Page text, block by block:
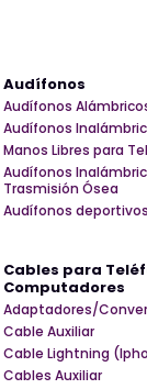
Audífonos
Audífonos
Audífonos
Manos Libres para
Audífonos
Trasmisión Ósea
Audífonos deportivos
Cables para
Computadores
Adaptadores/
Cable Auxiliar
Cable Lightning
Cables Auxiliar